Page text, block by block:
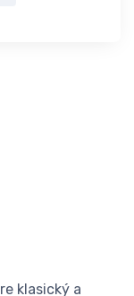
klasický a